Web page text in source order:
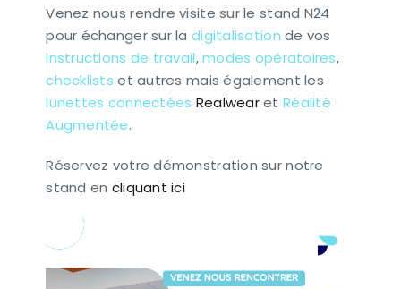
FR
Venez nous rendre visite sur le stand N24
pour échanger sur la digitalisation de vos
instructions de travail,modes opératoires,
checklists et autres mais également les
lunettes connectées RealwearetRéalité
Augmentée.
Réservez votre démonstration sur notre
stand en cliquant ici